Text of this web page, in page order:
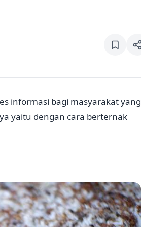
informasi bagi masyarakat yang
yaitu dengan cara berternak